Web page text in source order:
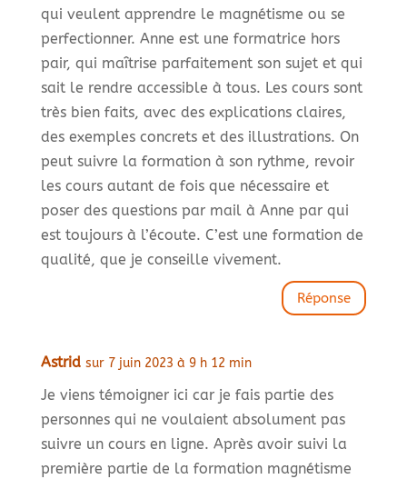
qui veulent apprendre le magnétisme ou se
perfectionner. Anne est une formatrice hors
pair, qui maîtrise parfaitement son sujet et qui
sait le rendre accessible à tous. Les cours sont
très bien faits, avec des explications claires,
des exemples concrets et des illustrations. On
peut suivre la formation à son rythme, revoir
les cours autant de fois que nécessaire et
poser des questions par mail à Anne par qui
est toujours à l’écoute. C’est une formation de
qualité, que je conseille vivement.
Réponse
Astrid sur 7 juin 2023 à 9 h 12 min
Je viens témoigner ici car je fais partie des
personnes qui ne voulaient absolument pas
suivre un cours en ligne. Après avoir suivi la
première partie de la formation magnétisme